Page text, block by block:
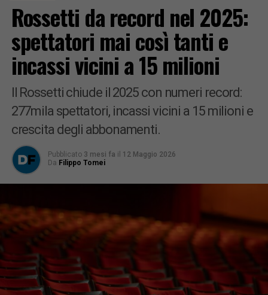
Rossetti da record nel 2025:
spettatori mai così tanti e
incassi vicini a 15 milioni
Il Rossetti chiude il 2025 con numeri record:
277mila spettatori, incassi vicini a 15 milioni e
crescita degli abbonamenti.
Pubblicato 3 mesi fa il 12 Maggio 2026
Da Filippo Tomei